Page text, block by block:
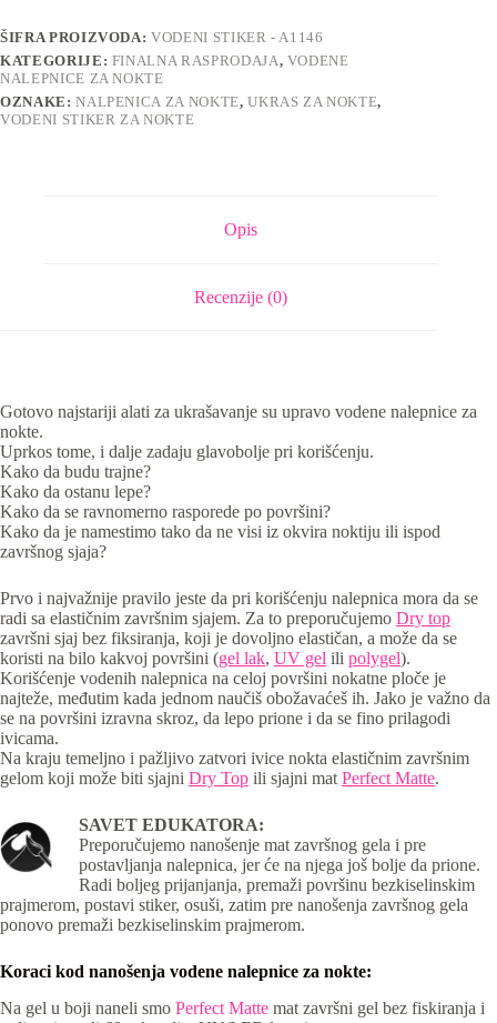
količina
ŠIFRA PROIZVODA:VODENI STIKER - A1146
KATEGORIJE: FINALNA RASPRODAJA, VODENE
NALEPNICE ZA NOKTE
OZNAKE:NALPENICA ZA NOKTE,UKRAS ZA NOKTE,
VODENI STIKER ZA NOKTE
Opis
Recenzije (0)
Gotovo najstariji alati za ukrašavanje su upravo vodene nalepnice za
nokte.
Uprkos tome, i dalje zadaju glavobolje pri korišćenju.
Kako da budu trajne?
Kako da ostanu lepe?
Kako da se ravnomerno rasporede po površini?
Kako da je namestimo tako da ne visi iz okvira noktiju ili ispod
završnog sjaja?
Prvo i najvažnije pravilo jeste da pri korišćenju nalepnica mora da se
radi sa elastičnim završnim sjajem. Za to preporučujemo Dry top
završni sjaj bez fiksiranja, koji je dovoljno elastičan, a može da se
koristi na bilo kakvoj površini (gel lak, UV gel ili polygel).
Korišćenje vodenih nalepnica na celoj površini nokatne ploče je
najteže, međutim kada jednom naučiš obožavaćeš ih. Jako je važno da
se na površini izravna skroz, da lepo prione i da se fino prilagodi
ivicama.
Na kraju temeljno i pažljivo zatvori ivice nokta elastičnim završnim
gelom koji može biti sjajni Dry Top ili sjajni matPerfect Matte.
SAVET EDUKATORA:
Preporučujemo nanošenje mat završnog gela i pre
postavljanja nalepnica, jer će na njega još bolje da prione.
Radi boljeg prijanjanja, premaži površinu bezkiselinskim
prajmerom, postavi stiker, osuši, zatim pre nanošenja završnog gela
ponovo premaži bezkiselinskim prajmerom.
Koraci kod nanošenja vodene nalepnice za nokte:
Na gel u boji naneli smo Perfect Matte mat završni gel bez fiskiranja i